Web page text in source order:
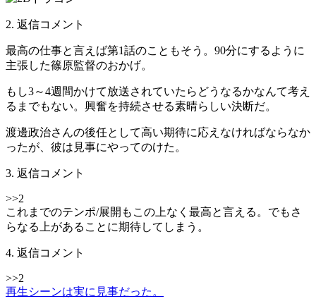
2. 返信コメント
最高の仕事と言えば第1話のこともそう。90分にするように
主張した篠原監督のおかげ。
もし3～4週間かけて放送されていたらどうなるかなんて考え
るまでもない。興奮を持続させる素晴らしい決断だ。
渡邊政治さんの後任として高い期待に応えなければならなか
ったが、彼は見事にやってのけた。
3. 返信コメント
>>2
これまでのテンポ/展開もこの上なく最高と言える。でもさ
らなる上があることに期待してしまう。
4. 返信コメント
>>2
再生シーンは実に見事だった。